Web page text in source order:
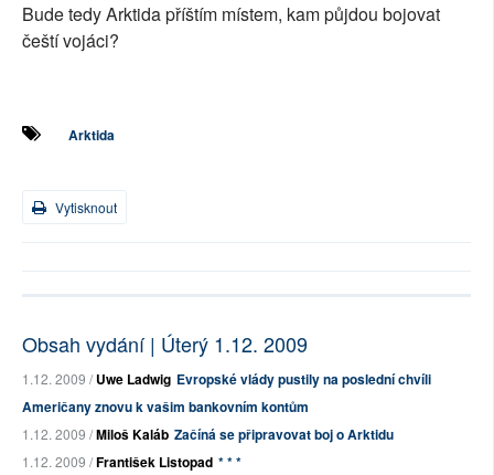
Bude tedy Arktida příštím místem, kam půjdou bojovat
čeští vojáci?
Arktida
Vytisknout
Obsah vydání | Úterý 1.12. 2009
1.12. 2009 /Uwe Ladwig Evropské vlády pustily na poslední chvíli
Američany znovu k vašim bankovním kontům
1.12. 2009 /Miloš Kaláb Začíná se připravovat boj o Arktidu
1.12. 2009 /František Listopad * * *